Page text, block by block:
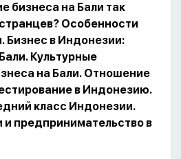
бизнеса на Бали так
Особенности
Бизнес в Индонезии:
Культурные
на Бали. Отношение
в Индонезию.
класс Индонезии.
и предпринимательство в